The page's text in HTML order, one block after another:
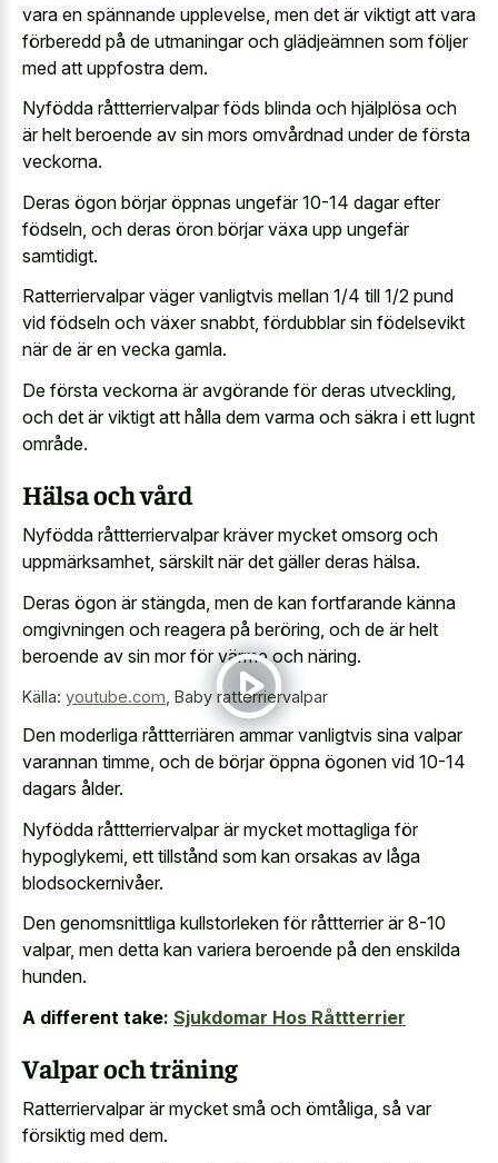
vara en spännande upplevelse, men det är viktigt att vara
förberedd på de utmaningar och glädjeämnen som följer
med att uppfostra dem.
Nyfödda råttterriervalpar föds blinda och hjälplösa och
är helt beroende av sin mors omvårdnad under de första
veckorna.
Deras ögon börjar öppnas ungefär 10-14 dagar efter
födseln, och deras öron börjar växa upp ungefär
samtidigt.
Ratterriervalpar väger vanligtvis mellan 1/4 till 1/2 pund
vid födseln och växer snabbt, fördubblar sin födelsevikt
när de är en vecka gamla.
De första veckorna är avgörande för deras utveckling,
och det är viktigt att hålla dem varma och säkra i ett lugnt
område.
Hälsa och vård
Nyfödda råttterriervalpar kräver mycket omsorg och
uppmärksamhet, särskilt när det gäller deras hälsa.
Deras ögon är stängda, men de kan fortfarande känna
omgivningen och reagera på beröring, och de är helt
beroende av sin mor för värme och näring.
Källa: youtube.com Baby ratterriervalpar
Den moderliga råttterriären ammar vanligtvis sina valpar
varannan timme, och de börjar öppna ögonen vid 10-14
dagars ålder.
Nyfödda råttterriervalpar är mycket mottagliga för
hypoglykemi, ett tillstånd som kan orsakas av låga
blodsockernivåer.
Den genomsnittliga kullstorleken för råttterrier är 8-10
valpar, men detta kan variera beroende på den enskilda
hunden.
A different take: Sjukdomar Hos Råttterrier
Valpar och träning
Ratterriervalpar är mycket små och ömtåliga, så var
försiktig med dem.